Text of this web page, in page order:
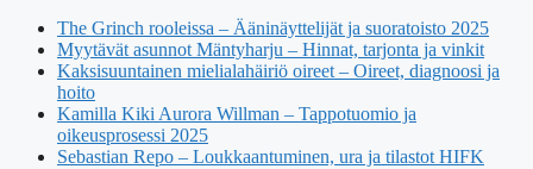
The Grinch rooleissa – Ääninäyttelijät ja suoratoisto 2025
Myytävät asunnot Mäntyharju – Hinnat, tarjonta ja vinkit
Kaksisuuntainen mielialahäiriö oireet – Oireet, diagnoosi ja
hoito
Kamilla Kiki Aurora Willman – Tappotuomio ja
oikeusprosessi 2025
Sebastian Repo – Loukkaantuminen, ura ja tilastot HIFK